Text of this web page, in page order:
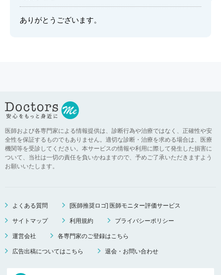
ありがとうございます。
医師および各専門家による情報提供は、診断行為や治療ではなく、正確性や安
全性を保証するものでもありません。適切な診断・治療を求める場合は、医療
機関等を受診してください。本サービスの情報や利用に際して発生した損害に
ついて、当社は一切の責任を負いかねますので、予めご了承いただきますよう
お願いいたします。
よくある質問 [医師推奨ロゴ] 医師モニター評価サービス
サイトマップ 利用規約 プライバシーポリシー
運営会社 各専門家のご登録はこちら
広告出稿についてはこちら 退会・お問い合わせ